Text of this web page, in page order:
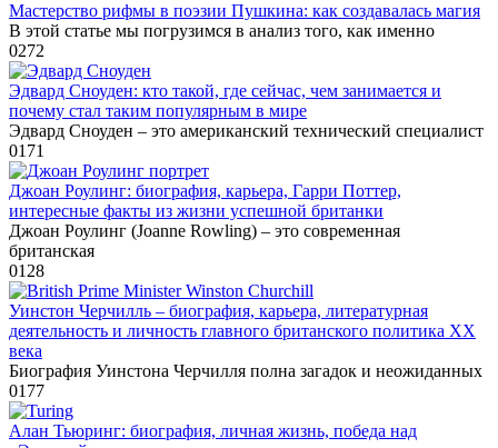
Мастерство рифмы в поэзии Пушкина: как создавалась магия
В этой статье мы погрузимся в анализ того, как именно
0272
Эдвард Сноуден: кто такой, где сейчас, чем занимается и
почему стал таким популярным в мире
Эдвард Сноуден – это американский технический специалист
0171
Джоан Роулинг: биография, карьера, Гарри Поттер,
интересные факты из жизни успешной британки
Джоан Роулинг (Joanne Rowling) – это современная
британская
0128
Уинстон Черчилль – биография, карьера, литературная
деятельность и личность главного британского политика XX
века
Биография Уинстона Черчилля полна загадок и неожиданных
0177
Алан Тьюринг: биография, личная жизнь, победа над